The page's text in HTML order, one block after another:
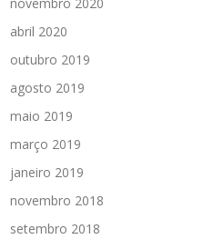
abril 2020
outubro 2019
agosto 2019
maio 2019
março 2019
janeiro 2019
novembro 2018
setembro 2018